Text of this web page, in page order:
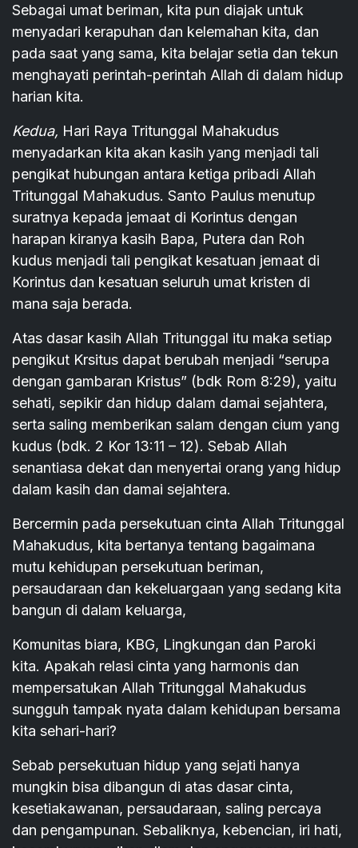
Sebagai umat beriman, kita pun diajak untuk
menyadari kerapuhan dan kelemahan kita, dan
pada saat yang sama, kita belajar setia dan tekun
menghayati perintah-perintah Allah di dalam hidup
harian kita.
Kedua, Hari Raya Tritunggal Mahakudus
menyadarkan kita akan kasih yang menjadi tali
pengikat hubungan antara ketiga pribadi Allah
Tritunggal Mahakudus. Santo Paulus menutup
suratnya kepada jemaat di Korintus dengan
harapan kiranya kasih Bapa, Putera dan Roh
kudus menjadi tali pengikat kesatuan jemaat di
Korintus dan kesatuan seluruh umat kristen di
mana saja berada.
Atas dasar kasih Allah Tritunggal itu maka setiap
pengikut Krsitus dapat berubah menjadi “serupa
dengan gambaran Kristus” (bdk Rom 8:29), yaitu
sehati, sepikir dan hidup dalam damai sejahtera,
serta saling memberikan salam dengan cium yang
kudus (bdk. 2 Kor 13:11 – 12). Sebab Allah
senantiasa dekat dan menyertai orang yang hidup
dalam kasih dan damai sejahtera.
Bercermin pada persekutuan cinta Allah Tritunggal
Mahakudus, kita bertanya tentang bagaimana
mutu kehidupan persekutuan beriman,
persaudaraan dan kekeluargaan yang sedang kita
bangun di dalam keluarga,
Komunitas biara, KBG, Lingkungan dan Paroki
kita. Apakah relasi cinta yang harmonis dan
mempersatukan Allah Tritunggal Mahakudus
sungguh tampak nyata dalam kehidupan bersama
kita sehari-hari?
Sebab persekutuan hidup yang sejati hanya
mungkin bisa dibangun di atas dasar cinta,
kesetiakawanan, persaudaraan, saling percaya
dan pengampunan. Sebaliknya, kebencian, iri hati,